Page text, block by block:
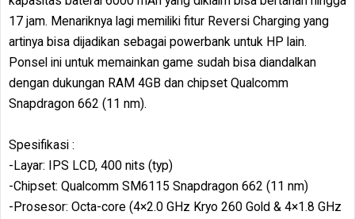
17 jam. Menariknya lagi memiliki fitur Reversi Charging yang
artinya bisa dijadikan sebagai powerbank untuk HP lain.
Ponsel ini untuk memainkan game sudah bisa diandalkan
dengan dukungan RAM 4GB dan chipset Qualcomm
Snapdragon 662 (11 nm).
Spesifikasi :
-Layar: IPS LCD, 400 nits (typ)
-Chipset: Qualcomm SM6115 Snapdragon 662 (11 nm)
-Prosesor: Octa-core (4×2.0 GHz Kryo 260 Gold & 4×1.8 GHz